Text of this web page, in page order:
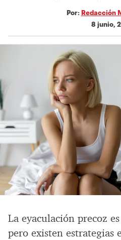
Por: Redacción
8 junio,
La eyaculación precoz
pero existen estrategias